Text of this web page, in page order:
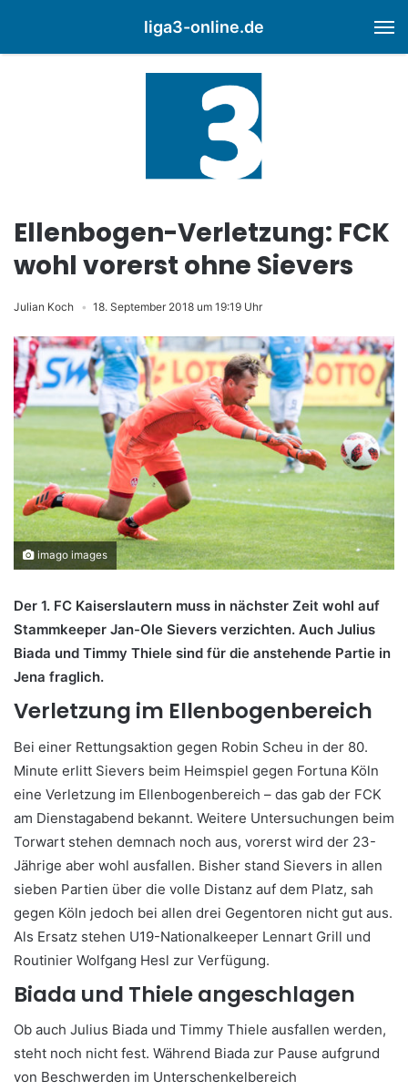
liga3-online.de
Ellenbogen-Verletzung: FCK
wohl vorerst ohne Sievers
Julian Koch 18. September 2018 um 19:19 Uhr
imago images
Der 1. FC Kaiserslautern muss in nächster Zeit wohl auf
Stammkeeper Jan-Ole Sievers verzichten. Auch Julius
Biada und Timmy Thiele sind für die anstehende Partie in
Jena fraglich.
Verletzung im Ellenbogenbereich
Bei einer Rettungsaktion gegen Robin Scheu in der 80.
Minute erlitt Sievers beim Heimspiel gegen Fortuna Köln
eine Verletzung im Ellenbogenbereich – das gab der FCK
am Dienstagabend bekannt. Weitere Untersuchungen beim
Torwart stehen demnach noch aus, vorerst wird der 23-
Jährige aber wohl ausfallen. Bisher stand Sievers in allen
sieben Partien über die volle Distanz auf dem Platz, sah
gegen Köln jedoch bei allen drei Gegentoren nicht gut aus.
Als Ersatz stehen U19-Nationalkeeper Lennart Grill und
Routinier Wolfgang Hesl zur Verfügung.
Biada und Thiele angeschlagen
Ob auch Julius Biada und Timmy Thiele ausfallen werden,
steht noch nicht fest. Während Biada zur Pause aufgrund
von Beschwerden im Unterschenkelbereich